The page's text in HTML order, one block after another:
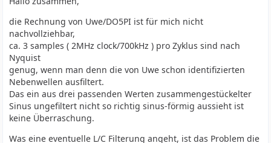
die Rechnung von Uwe/DO5PI ist für mich nicht
nachvollziehbar,
ca. 3 samples ( 2MHz clock/700kHz ) pro Zyklus sind nach
Nyquist
genug, wenn man denn die von Uwe schon identifizierten
Nebenwellen ausfiltert.
Das ein aus drei passenden Werten zusammengestückelter
Sinus ungefiltert nicht so richtig sinus-förmig aussieht ist
keine Überraschung.
Was eine eventuelle L/C Filterung angeht, ist das Problem die